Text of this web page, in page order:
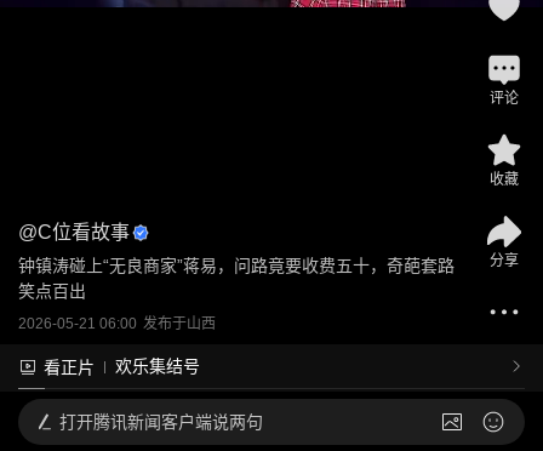
@C位看故事
钟镇涛碰上“无良商家”蒋易，问路竟要收费五十，奇葩套路
笑点百出
2026-05-21 06:00 发布于山西
看正片 欢乐集结号
评论
收藏
分享
打开腾讯新闻客户端说两句